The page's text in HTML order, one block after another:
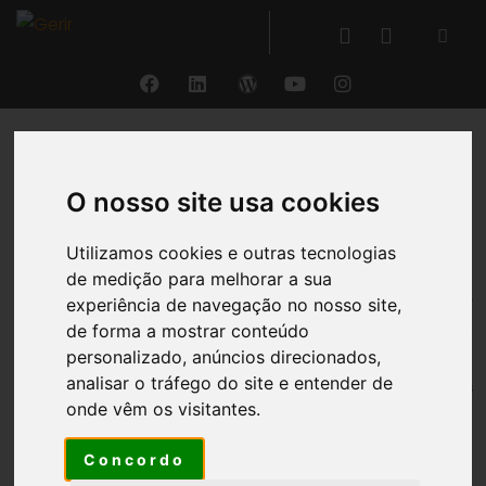
O nosso site usa cookies
Utilizamos cookies e outras tecnologias
de medição para melhorar a sua
experiência de navegação no nosso site,
de forma a mostrar conteúdo
personalizado, anúncios direcionados,
analisar o tráfego do site e entender de
onde vêm os visitantes.
Concordo
Armazém
A gestão de armazéns do GERIR ®permitecontrolar
os fluxos de entradas e saídas de produtos
associados a entradas/compras e saídas/vendas
de produto,efetuando de forma automática os
respetivos registos contabilísticos
utilização desistema de inventário permanente